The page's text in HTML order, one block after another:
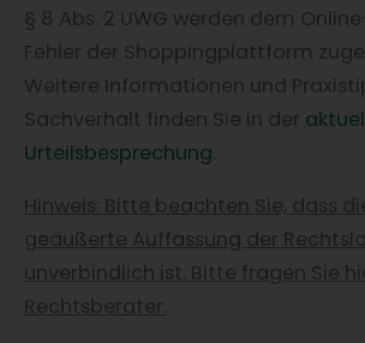
§ 8 Abs. 2 UWG werden dem
Fehler der Shoppingplattform
Weitere Informationen und
Sachverhalt finden Sie in der
Urteilsbesprechung
Hinweis: Bitte beachten Sie, dass
geäußerte Auffassung der
unverbindlich ist. Bitte fragen Sie
Rechtsberater.